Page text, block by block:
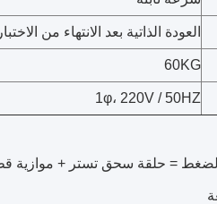
العودة الذاتية بعد الانتهاء من الاختبار
60KG
1φ، 220V / 50HZ